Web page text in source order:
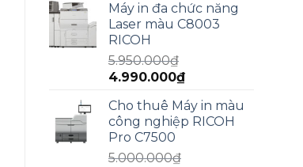
là:
15.000.000₫.
tại
là:
Máy in đa chức năng
Laser màu C8003
RICOH
5.950.000₫
Giá
là:
5.950.000₫.
4.990.000₫Giá
tại
là:
Cho thuê Máy in màu
công nghiệp RICOH
Pro C7500
5.000.000₫